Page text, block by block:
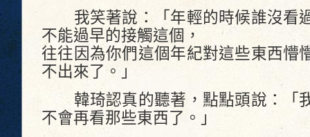
我笑著說：「年輕的時候誰沒看
不能過早的接觸這個，
往往因為你們這個年紀對這些東西懵
不出來了。」
韓琦認真的聽著，點點頭說：「
不會再看那些東西了。」